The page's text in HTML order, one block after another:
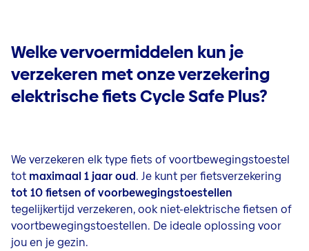
Welke vervoermiddelen kun je
verzekeren met onze verzekering
elektrische fiets Cycle Safe Plus?
We verzekeren elk type fiets of voortbewegingstoestel
tot maximaal 1 jaar oud. Je kunt per fietsverzekering
tot 10 fietsen of voorbewegingstoestellen
tegelijkertijd verzekeren, ook niet-elektrische fietsen of
voortbewegingstoestellen. De ideale oplossing voor
jou en je gezin.